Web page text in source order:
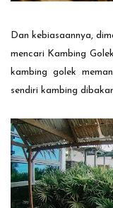
Dan kebiasaannya,
mencari Kambing
kambing golek
sendiri kambing